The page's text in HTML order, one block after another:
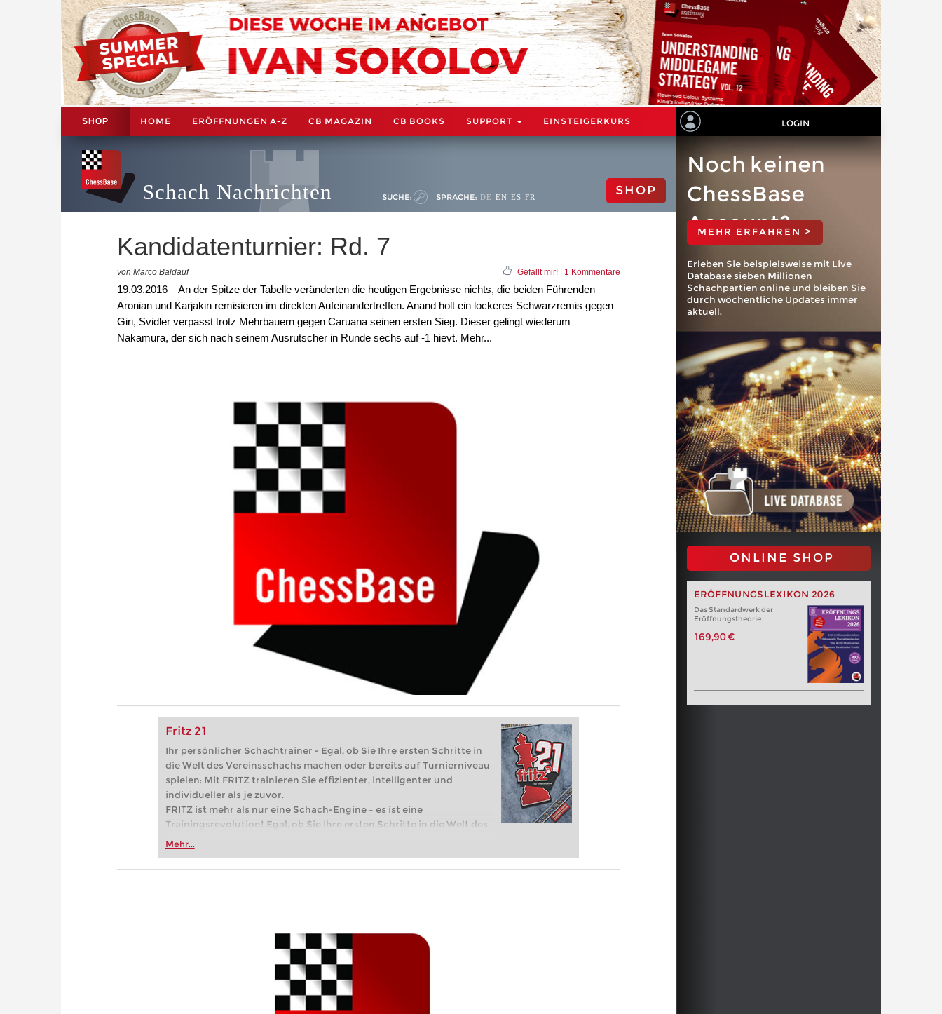
SHOP HOME ERÖFFNUNGEN A-Z CB MAGAZIN CB BOOKS SUPPORT EINSTEIGERKURS LOGIN
Schach Nachrichten SUCHE: SPRACHE: DE EN ES FR SHOP
Kandidatenturnier: Rd. 7
von Marco Baldauf Gefällt mir!| 1 Kommentare
19.03.2016 – An der Spitze der Tabelle veränderten die heutigen Ergebnisse nichts, die beiden Führenden
Aronian und Karjakin remisieren im direkten Aufeinandertreffen. Anand holt ein lockeres Schwarzremis gegen
Giri, Svidler verpasst trotz Mehrbauern gegen Caruana seinen ersten Sieg. Dieser gelingt wiederum
Nakamura, der sich nach seinem Ausrutscher in Runde sechs auf -1 hievt. Mehr...
Fritz 21
Ihr persönlicher Schachtrainer - Egal, ob Sie Ihre ersten Schritte in
die Welt des Vereinsschachs machen oder bereits auf Turnierniveau
spielen: Mit FRITZ trainieren Sie effizienter, intelligenter und
individueller als je zuvor.
FRITZ ist mehr als nur eine Schach-Engine – es ist eine
Trainingsrevolution! Egal, ob Sie Ihre ersten Schritte in die Welt des
Vereinsschachs machen oder bereits auf Turnierniveau spielen: Mit
zuvor.
Mehr...
Noch keinen
ChessBase
Account?
MEHR ERFAHREN >
Erleben Sie beispielsweise mit Live
Database sieben Millionen
Schachpartien online und bleiben Sie
durch wöchentliche Updates immer
aktuell.
ONLINE SHOP
ERÖFFNUNGSLEXIKON 2026
Das Standardwerk der
Eröffnungstheorie
169,90 €